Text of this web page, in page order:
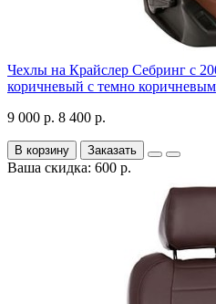
Чехлы на Крайслер Себринг с
коричневый с темно коричневым
9 000 р. 8 400 р.
В корзину Заказать
Ваша скидка: 600 р.